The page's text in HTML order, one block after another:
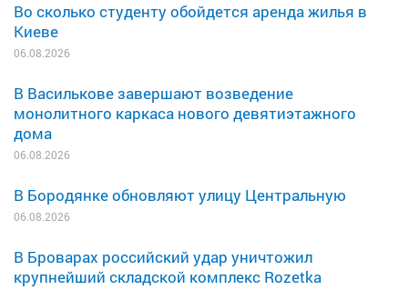
Во сколько студенту обойдется аренда жилья в
Киеве
06.08.2026
В Василькове завершают возведение
монолитного каркаса нового девятиэтажного
дома
06.08.2026
В Бородянке обновляют улицу Центральную
06.08.2026
В Броварах российский удар уничтожил
крупнейший складской комплекс Rozetka